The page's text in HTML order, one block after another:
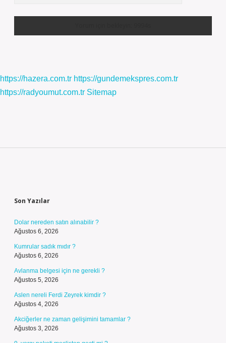
https://hazera.com.tr https://gundemekspres.com.tr
https://radyoumut.com.tr Sitemap
Son Yazılar
Dolar nereden satın alınabilir ?
Ağustos 6, 2026
Kumrular sadık mıdır ?
Ağustos 6, 2026
Avlanma belgesi için ne gerekli ?
Ağustos 5, 2026
Aslen nereli Ferdi Zeyrek kimdir ?
Ağustos 4, 2026
Akciğerler ne zaman gelişimini tamamlar ?
Ağustos 3, 2026